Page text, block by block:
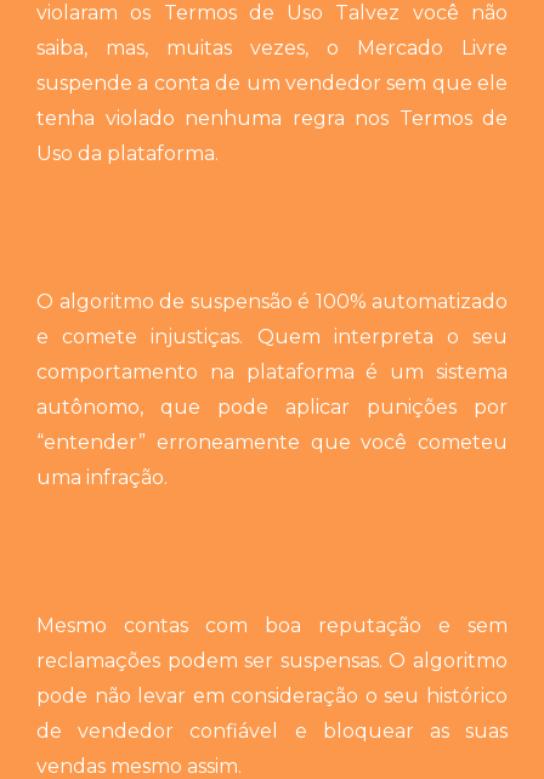
violaram os Termos de Uso Talvez você não
saiba, mas, muitas vezes, o Mercado Livre
suspende a conta de um vendedor sem que ele
tenha violado nenhuma regra nos Termos de
Uso da plataforma.
O algoritmo de suspensão é 100% automatizado
e comete injustiças. Quem interpreta o seu
comportamento na plataforma é um sistema
autônomo, que pode aplicar punições por
“entender” erroneamente que você cometeu
uma infração.
Mesmo contas com boa reputação e sem
reclamações podem ser suspensas. O algoritmo
pode não levar em consideração o seu histórico
de vendedor confiável e bloquear as suas
vendas mesmo assim.